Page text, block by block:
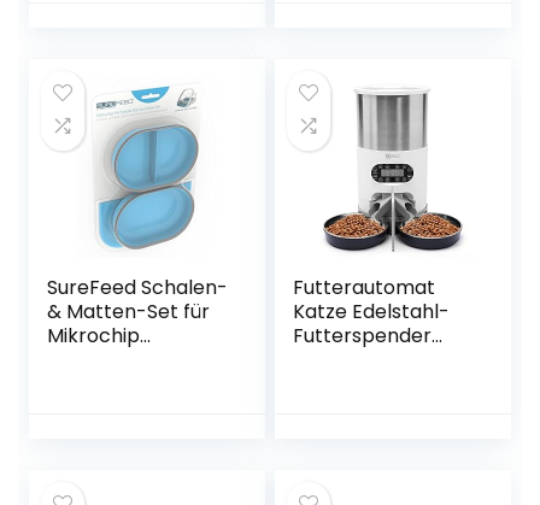
SureFeed Schalen-
& Matten-Set für
Mikrochip
Futterautomat
Katze Edelstahl-
Futterspender